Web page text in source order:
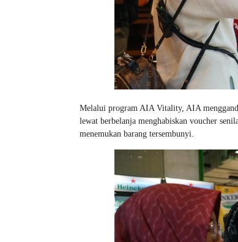
Melalui program AIA Vitality, AIA
lewat berbelanja menghabiskan voucher
menemukan barang tersembunyi.